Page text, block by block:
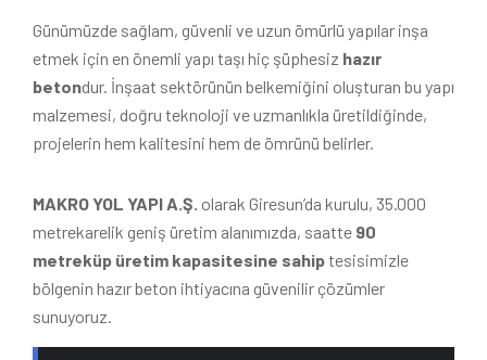
Günümüzde sağlam, güvenli ve uzun ömürlü yapılar inşa
etmek için en önemli yapı taşı hiç şüphesiz hazır
betondur. İnşaat sektörünün belkemiğini oluşturan bu yapı
malzemesi, doğru teknoloji ve uzmanlıkla üretildiğinde,
projelerin hem kalitesini hem de ömrünü belirler.
MAKRO YOL YAPI A.Ş. olarak Giresun’da kurulu, 35.000
metrekarelik geniş üretim alanımızda, saatte 90
metreküp üretim kapasitesine sahiptesisimizle
bölgenin hazır beton ihtiyacına güvenilir çözümler
sunuyoruz.